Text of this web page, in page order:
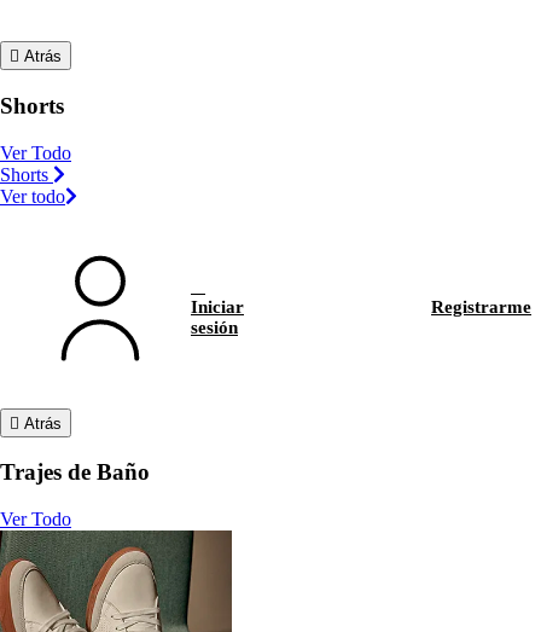
Atrás
Shorts
Ver Todo
Shorts
Ver todo
Iniciar
sesión
Registrarme
Atrás
Trajes de Baño
Ver Todo